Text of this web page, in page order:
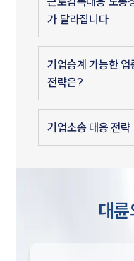
가 달라집니다
기업승계 가능한
전략은?
기업소송 대응 전략
대